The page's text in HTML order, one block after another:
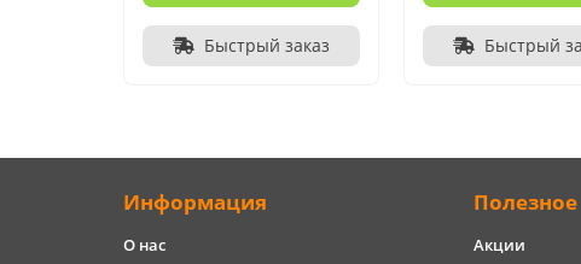
Быстрый заказ Быстрый
Информация
О нас
Полезное
Акции